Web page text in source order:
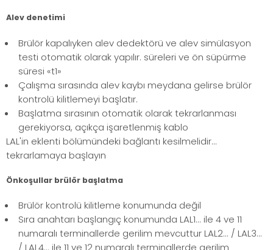
Alev denetimi
Brülör kapalıyken alev dedektörü ve alev simülasyon
testi otomatik olarak yapılır. süreleri ve ön süpürme
süresi «t1»
Çalışma sırasında alev kaybı meydana gelirse brülör
kontrolü kilitlemeyi başlatır.
Başlatma sırasının otomatik olarak tekrarlanması
gerekiyorsa, açıkça işaretlenmiş kablo
LAL'in eklenti bölümündeki bağlantı kesilmelidir...
tekrarlamaya başlayın
Önkoşullar brülör başlatma
Brülör kontrolü kilitleme konumunda değil
Sıra anahtarı başlangıç konumunda LAL1... ile 4 ve 11
numaralı terminallerde gerilim mevcuttur LAL2... / LAL3...